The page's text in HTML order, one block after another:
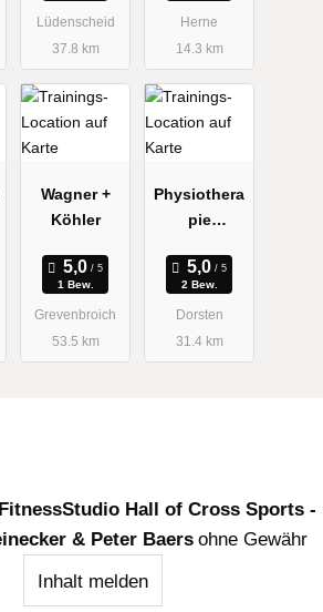
Lüdenscheid
37.8 km
Herne
14.3 km
Wagner +
Köhler
1 Bew.
Grevenbroich
53.5 km
Physiothera
pie
2 Bew.
Dorsten
31.4 km
FitnessStudio Hall of Cross Sports -
& Peter Baers ohne Gewähr
Inhalt melden